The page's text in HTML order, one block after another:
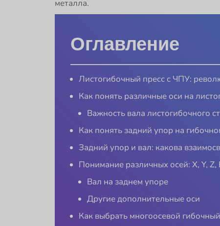
металла.
Оглавление
Листогибочный пресс с ЧПУ:
Как понять различные оси на
Важность вала листогибочного
Как понять задний упор на
Задний упор и вал: какова
Понимание различных осей: X, Y, Z,
Вал на заднем упоре
Другие дополнительные оси
Как выбрать многоосевой